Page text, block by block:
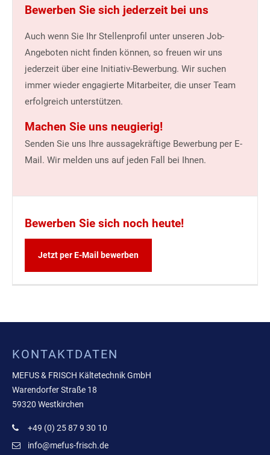
Bewerben Sie sich jederzeit bei uns
Auch wenn Sie Ihr Stellenprofil unter unseren Job-
Angeboten nicht finden können, so freuen wir uns
jederzeit über eine Initiativ-Bewerbung. Wir suchen
immer wieder engagierte Mitarbeiter, die unser Team
erfolgreich unterstützen.
Machen Sie uns neugierig!
Senden Sie uns Ihre aussagekräftige Bewerbung per E-
Mail. Wir melden uns auf jeden Fall bei Ihnen.
Bewerben Sie sich noch heute!
Jetzt per E-Mail bewerben
KONTAKTDATEN
MEFUS & FRISCH Kältetechnik GmbH
Warendorfer Straße 18
59320 Westkirchen
+49 (0) 25 87 9 30 10
info@mefus-frisch.de